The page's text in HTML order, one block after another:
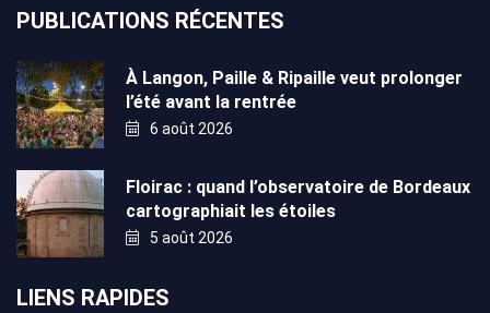
PUBLICATIONS RÉCENTES
À Langon, Paille & Ripaille veut prolonger
l’été avant la rentrée
6 août 2026
Floirac : quand l’observatoire de Bordeaux
cartographiait les étoiles
5 août 2026
LIENS RAPIDES